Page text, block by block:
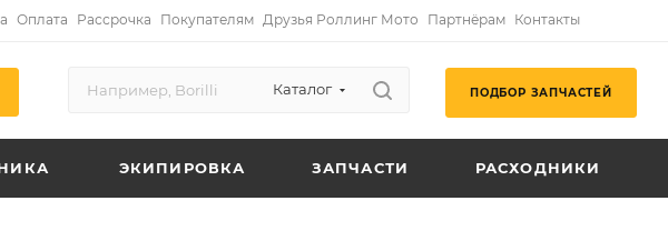
Оплата Рассрочка Покупателям Друзья Роллинг Мото Партнёрам Контакты
Каталог ПОДБОР ЗАПЧАСТЕЙ
ЭКИПИРОВКА ЗАПЧАСТИ РАСХОДНИКИ